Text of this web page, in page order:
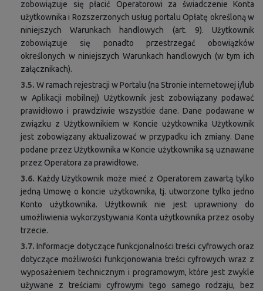
zobowiązuje się płacić Operatorowi za świadczenie Konta
użytkownika i Rozszerzonych usług portalu Opłatę określoną w
niniejszych Warunkach handlowych (art. 9). Użytkownik
zobowiązuje się ponadto przestrzegać obowiązków
określonych w niniejszych Warunkach handlowych (w tym ich
załącznikach).
3.5. W ramach rejestracji w Portalu (na Stronie internetowej i/lub
w Aplikacji mobilnej) Użytkownik jest zobowiązany podawać
prawidłowo i prawdziwie wszystkie dane. Dane podawane w
związku z Użytkownikiem w Koncie użytkownika Użytkownik
jest zobowiązany aktualizować w przypadku ich zmiany. Dane
podane przez Użytkownika w Koncie użytkownika są uznawane
przez Operatora za prawidłowe.
3.6. Każdy Użytkownik może mieć z Operatorem zawartą tylko
jedną Umowę o koncie użytkownika, tj. utworzone tylko jedno
Konto użytkownika. Użytkownik nie jest uprawniony do
umożliwienia wykorzystywania Konta użytkownika przez osoby
trzecie.
3.7. Informacje dotyczące funkcjonalności treści cyfrowych oraz
dotyczące możliwości funkcjonowania treści cyfrowych wraz z
wyposażeniem technicznym i programowym, które jest zwykle
używane z treściami cyfrowymi tego samego rodzaju, bez